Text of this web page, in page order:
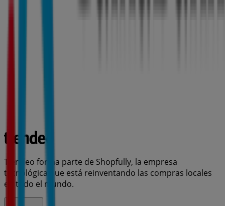
Tiendeo forma parte de Shopfully, la empresa
tecnológica que está reinventando las compras locales
en todo el mundo.